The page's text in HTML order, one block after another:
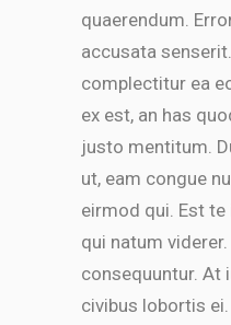
quaerendum.
accusata
complectitur ea
ex est, an has
justo mentitum.
ut, eam congue
eirmod qui. Est
qui natum
consequuntur. At
civibus lobortis ei.